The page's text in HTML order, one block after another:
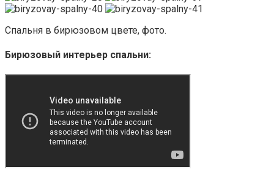
Спальня в бирюзовом цвете, фото.
Бирюзовый интерьер спальни: